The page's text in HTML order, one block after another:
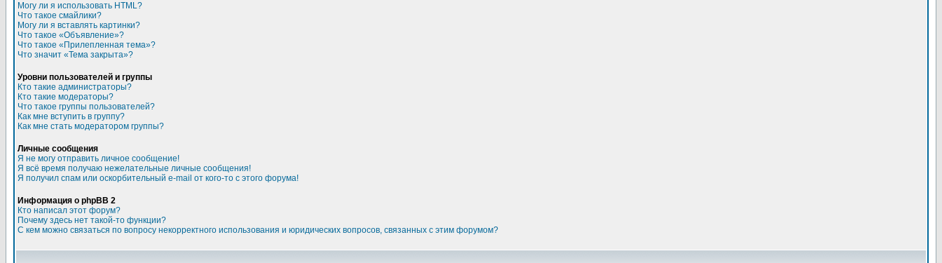
Могу ли я использовать HTML?
Что такое смайлики?
Могу ли я вставлять картинки?
Что такое «Объявление»?
Что такое «Прилепленная тема»?
Что значит «Тема закрыта»?
Уровни пользователей и группы
Кто такие администраторы?
Кто такие модераторы?
Что такое группы пользователей?
Как мне вступить в группу?
Как мне стать модератором группы?
Личные сообщения
Я не могу отправить личное сообщение!
Я всё время получаю нежелательные личные сообщения!
Я получил спам или оскорбительный e-mail от кого-то с этого форума!
Информация о phpBB 2
Кто написал этот форум?
Почему здесь нет такой-то функции?
С кем можно связаться по вопросу некорректного использования и юридических вопросов, связанных с этим форумом?